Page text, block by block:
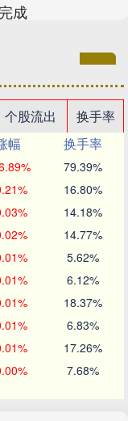
成
个股流出
换手率
幅
换手率
79.39%
16.80%
14.18%
14.77%
5.62%
6.12%
18.37%
6.83%
17.26%
7.68%